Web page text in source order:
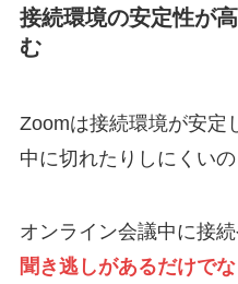
接続環境の安定性が
む
Zoomは接続環境が安定
中に切れたりしにくいの
オンライン会議中に接
聞き逃しがあるだけで